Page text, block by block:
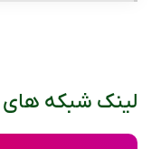
لینک شبکه های